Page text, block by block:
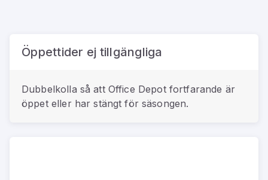
Öppettider ej tillgängliga
Dubbelkolla så att Office Depot fortfarande är
öppet eller har stängt för säsongen.